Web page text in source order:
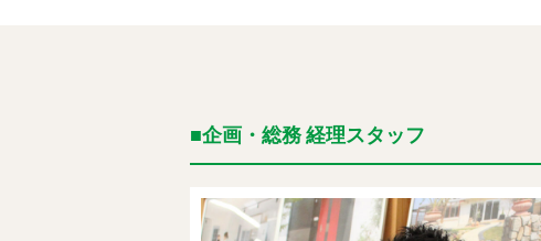
企画・総務 経理スタッフ